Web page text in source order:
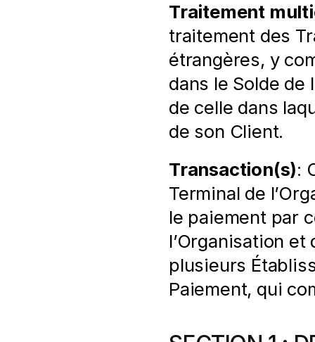
Traitement
traitement des
étrangères, y
dans le Solde de
de celle dans
de son Client.
Transaction(s):
Terminal de
le paiement par
l’Organisation
plusieurs
Paiement, qui